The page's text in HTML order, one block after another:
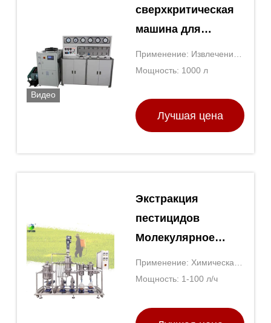
Видео
сверхкритическая
машина для
экстракции
жидкости
сверхкритическая
машина для
Применение: Извлечение
масла
Мощность: 1000 л
Лучшая цена
Экстракция
пестицидов
Молекулярное
дистилляционное
оборудование
пестицидов
Применение: Химическая
промышленность,
промышленность,
Мощность: 1-100 л/ч